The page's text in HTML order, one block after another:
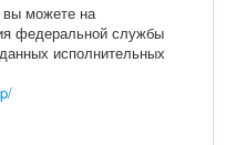
вы можете на
федеральной службы
исполнительных